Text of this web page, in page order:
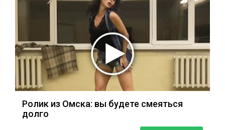
Ролик из Омска: вы будете смеяться
долго